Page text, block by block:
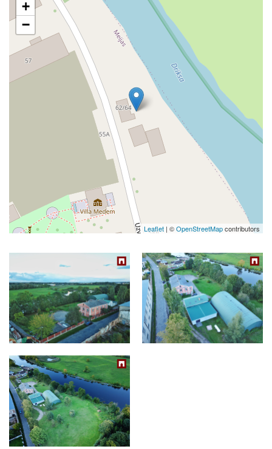
+
−
Leaflet | ©OpenStreetMapcontributors